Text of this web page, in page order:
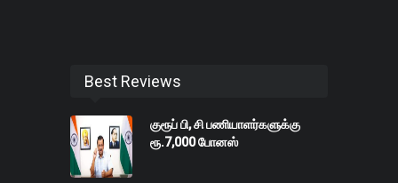
Best Reviews
குரூப் பி, சி பணியாளர்களுக்கு
ரூ.7,000 போனஸ்